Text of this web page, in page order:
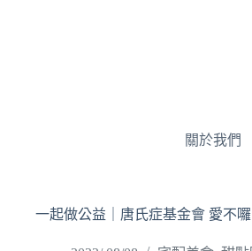
關於我們
一起做公益｜唐氏症基金會 愛不